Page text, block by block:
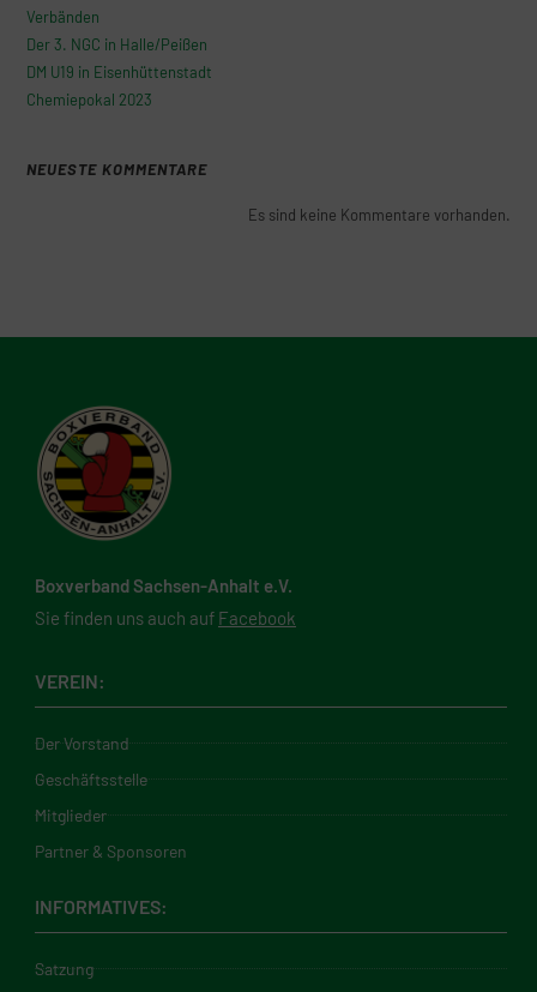
Verbänden
Der 3. NGC in Halle/Peißen
DM U19 in Eisenhüttenstadt
Chemiepokal 2023
NEUESTE KOMMENTARE
Es sind keine Kommentare vorhanden.
Boxverband Sachsen-Anhalt e.V.
Sie finden uns auch auf Facebook
VEREIN:
Der Vorstand
Geschäftsstelle
Mitglieder
Partner & Sponsoren
INFORMATIVES:
Satzung